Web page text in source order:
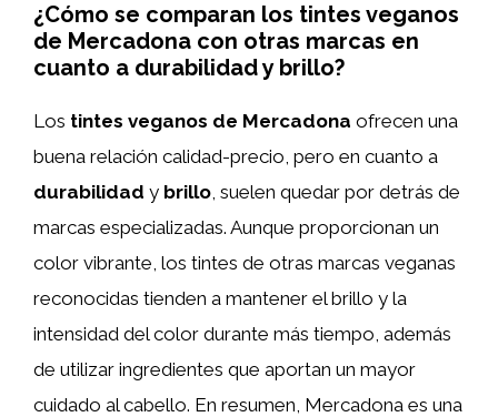
¿Cómo se comparan los tintes veganos
de Mercadona con otras marcas en
cuanto a durabilidad y brillo?
Los tintes veganos de Mercadona ofrecen una
buena relación calidad-precio, pero en cuanto a
durabilidad y brillo, suelen quedar por detrás de
marcas especializadas. Aunque proporcionan un
color vibrante, los tintes de otras marcas veganas
reconocidas tienden a mantener el brillo y la
intensidad del color durante más tiempo, además
de utilizar ingredientes que aportan un mayor
cuidado al cabello. En resumen, Mercadona es una